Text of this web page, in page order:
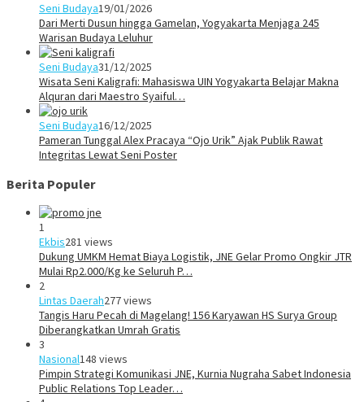
Seni Budaya19/01/2026
Dari Merti Dusun hingga Gamelan, Yogyakarta Menjaga 245
Warisan Budaya Leluhur
Seni Budaya31/12/2025
Wisata Seni Kaligrafi: Mahasiswa UIN Yogyakarta Belajar Makna
Alquran dari Maestro Syaiful…
Seni Budaya16/12/2025
Pameran Tunggal Alex Pracaya “Ojo Urik” Ajak Publik Rawat
Integritas Lewat Seni Poster
Berita Populer
1
Ekbis281 views
Dukung UMKM Hemat Biaya Logistik, JNE Gelar Promo Ongkir JTR
Mulai Rp2.000/Kg ke Seluruh P…
2
Lintas Daerah277 views
Tangis Haru Pecah di Magelang! 156 Karyawan HS Surya Group
Diberangkatkan Umrah Gratis
3
Nasional148 views
Pimpin Strategi Komunikasi JNE, Kurnia Nugraha Sabet Indonesia
Public Relations Top Leader…